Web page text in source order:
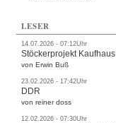
LESER
14.07.2026 - 07:12Uhr
Stöckerprojekt Kaufhaus
von Erwin Buß
23.02.2026 - 17:42Uhr
DDR
von reiner doss
12.02.2026 - 07:30Uhr